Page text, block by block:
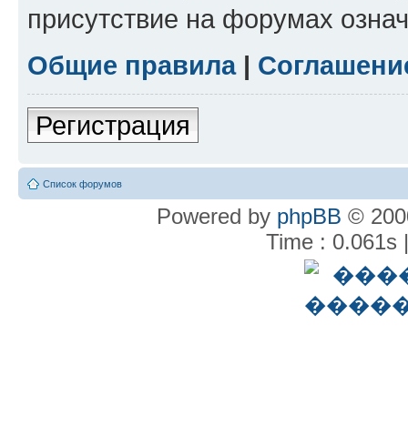
присутствие на форумах
Общие правила|
Регистрация
Список форумов
Powered by phpBB ©
Time : 0.061s